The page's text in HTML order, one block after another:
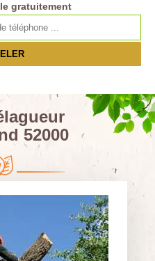
gratuitement
52000